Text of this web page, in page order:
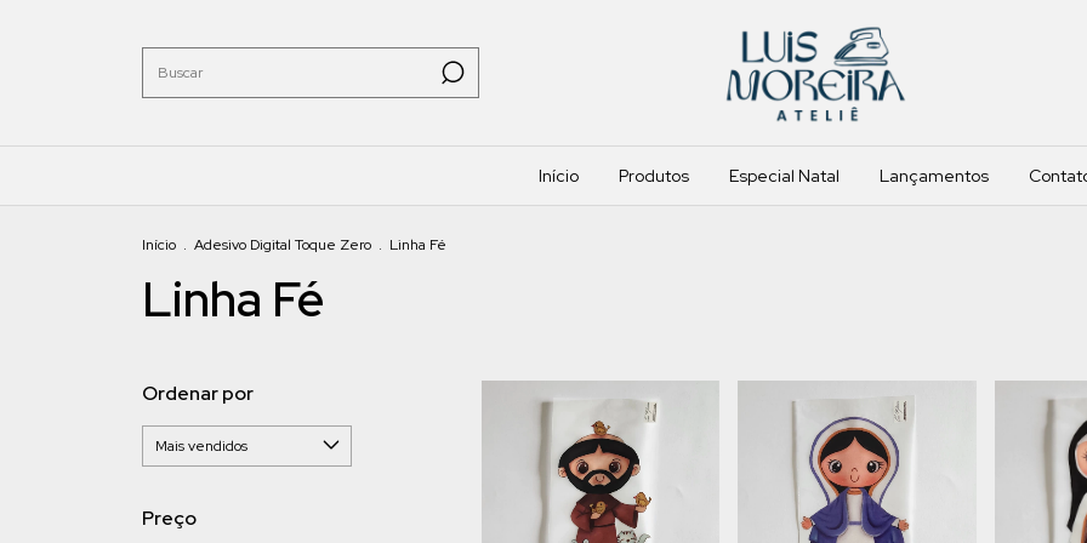
Início Produtos Especial Natal Lançamentos
Início . Adesivo Digital Toque Zero . Linha Fé
Linha Fé
Ordenar por
Preço